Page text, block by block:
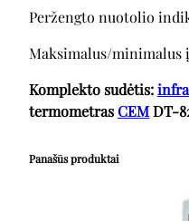
Peržengto nuotolio
Maksimalus/minimalus
Komplekto sudėtis:
termometrasCEMDT-
Panašūs produktai